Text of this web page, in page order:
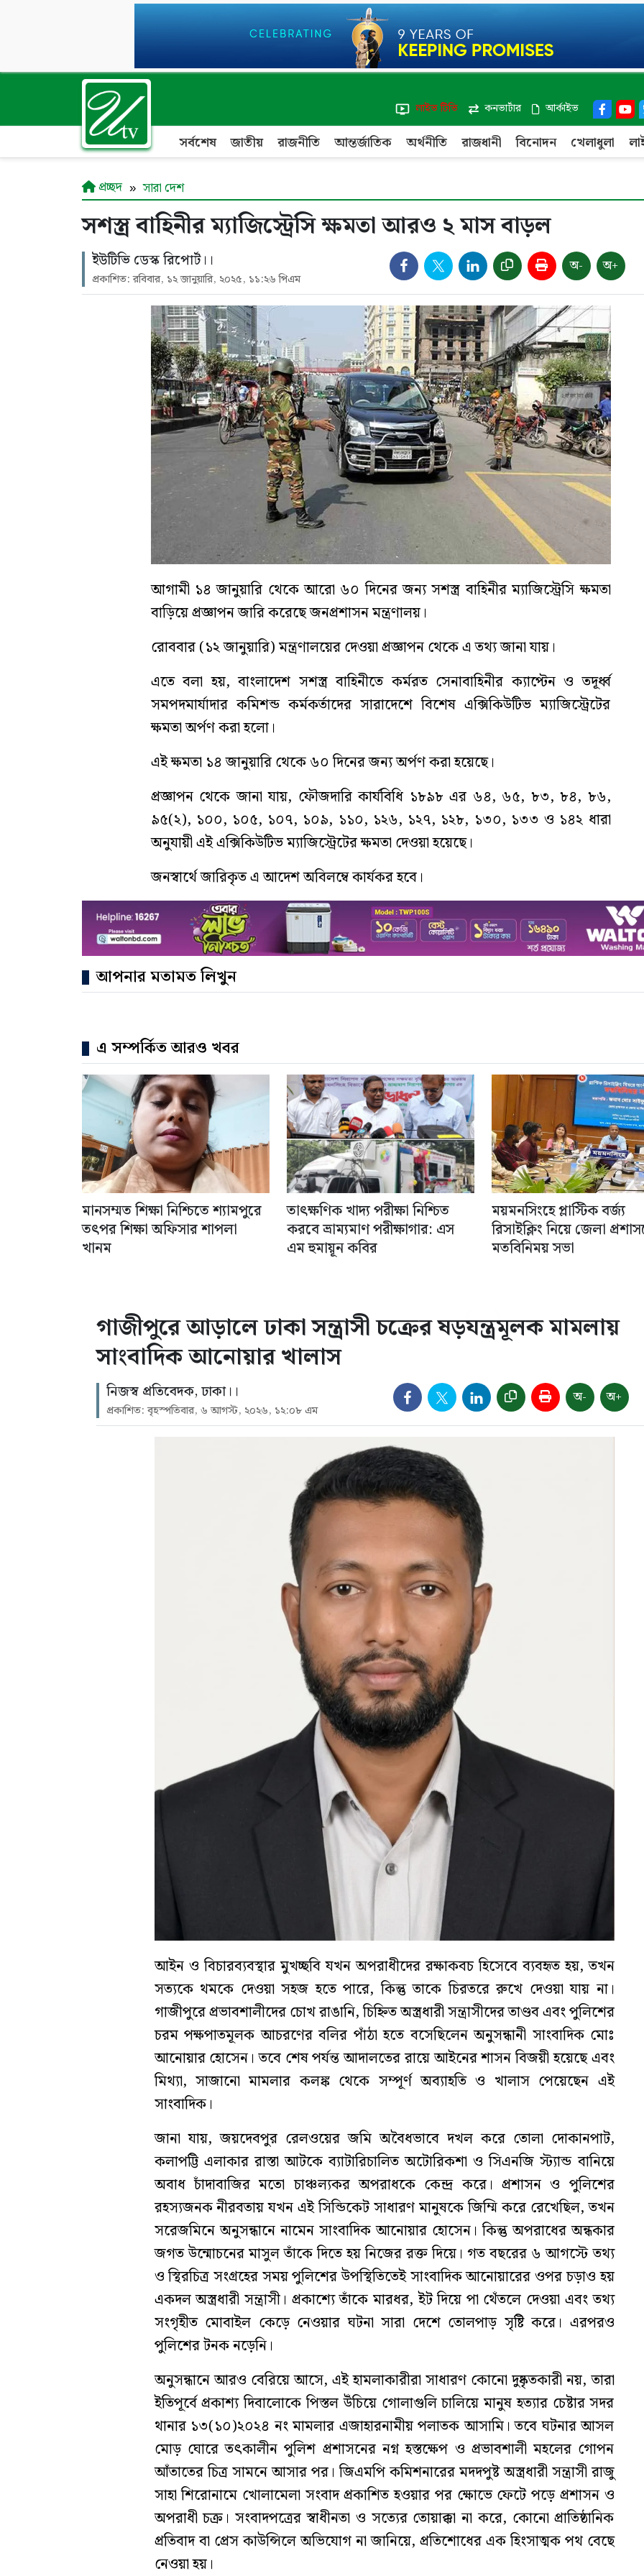
লাইভ টিভি
কনভার্টার আর্কাইভ
সর্বশেষ জাতীয় রাজনীতি আন্তর্জাতিক অর্থনীতি রাজধানী বিনোদন খেলাধুলা
প্রচ্ছদ সারা দেশ
সশস্ত্র বাহিনীর ম্যাজিস্ট্রেসি ক্ষমতা আরও ২ মাস বাড়ল
ইউটিভি ডেস্ক রিপোর্ট।।
প্রকাশিত: রবিবার, ১২ জানুয়ারি, ২০২৫, ১১:২৬ পিএম
অ- অ+
আগামী ১৪ জানুয়ারি থেকে আরো ৬০ দিনের জন্য সশস্ত্র বাহিনীর ম্যাজিস্ট্রেসি ক্ষমতা
বাড়িয়ে প্রজ্ঞাপন জারি করেছে জনপ্রশাসন মন্ত্রণালয়।
রোববার (১২ জানুয়ারি) মন্ত্রণালয়ের দেওয়া প্রজ্ঞাপন থেকে এ তথ্য জানা যায়।
এতে বলা হয়, বাংলাদেশ সশস্ত্র বাহিনীতে কর্মরত সেনাবাহিনীর ক্যাপ্টেন ও তদূর্ধ্ব
সমপদমার্যাদার কমিশন্ড কর্মকর্তাদের সারাদেশে বিশেষ এক্সিকিউটিভ ম্যাজিস্ট্রেটের
ক্ষমতা অর্পণ করা হলো।
এই ক্ষমতা ১৪ জানুয়ারি থেকে ৬০ দিনের জন্য অর্পণ করা হয়েছে।
প্রজ্ঞাপন থেকে জানা যায়, ফৌজদারি কার্যবিধি ১৮৯৮ এর ৬৪, ৬৫, ৮৩, ৮৪, ৮৬,
৯৫(২), ১০০, ১০৫, ১০৭, ১০৯, ১১০, ১২৬, ১২৭, ১২৮, ১৩০, ১৩৩ ও ১৪২ ধারা
অনুযায়ী এই এক্সিকিউটিভ ম্যাজিস্ট্রেটের ক্ষমতা দেওয়া হয়েছে।
জনস্বার্থে জারিকৃত এ আদেশ অবিলম্বে কার্যকর হবে।
আপনার মতামত লিখুন
এ সম্পর্কিত আরও খবর
মানসম্মত শিক্ষা নিশ্চিতে শ্যামপুরে
তৎপর শিক্ষা অফিসার শাপলা
খানম
তাৎক্ষণিক খাদ্য পরীক্ষা নিশ্চিত
করবে ভ্রাম্যমাণ পরীক্ষাগার: এস
এম হুমায়ূন কবির
ময়মনসিংহে প্লাস্টিক বর্জ্য
রিসাইক্লিং নিয়ে জেলা
মতবিনিময় সভা
গাজীপুরে আড়ালে ঢাকা সন্ত্রাসী চক্রের ষড়যন্ত্রমূলক মামলায়
সাংবাদিক আনোয়ার খালাস
নিজস্ব প্রতিবেদক, ঢাকা।।
প্রকাশিত: বৃহস্পতিবার, ৬ আগস্ট, ২০২৬, ১২:০৮ এম
অ- অ+
আইন ও বিচারব্যবস্থার মুখচ্ছবি যখন অপরাধীদের রক্ষাকবচ হিসেবে ব্যবহৃত হয়, তখন
সত্যকে থমকে দেওয়া সহজ হতে পারে, কিন্তু তাকে চিরতরে রুখে দেওয়া যায় না।
গাজীপুরে প্রভাবশালীদের চোখ রাঙানি, চিহ্নিত অস্ত্রধারী সন্ত্রাসীদের তাণ্ডব এবং পুলিশের
চরম পক্ষপাতমূলক আচরণের বলির পাঁঠা হতে বসেছিলেন অনুসন্ধানী সাংবাদিক মোঃ
আনোয়ার হোসেন। তবে শেষ পর্যন্ত আদালতের রায়ে আইনের শাসন বিজয়ী হয়েছে এবং
মিথ্যা, সাজানো মামলার কলঙ্ক থেকে সম্পূর্ণ অব্যাহতি ও খালাস পেয়েছেন এই
সাংবাদিক।
জানা যায়, জয়দেবপুর রেলওয়ের জমি অবৈধভাবে দখল করে তোলা দোকানপাট,
কলাপট্টি এলাকার রাস্তা আটকে ব্যাটারিচালিত অটোরিকশা ও সিএনজি স্ট্যান্ড বানিয়ে
অবাধ চাঁদাবাজির মতো চাঞ্চল্যকর অপরাধকে কেন্দ্র করে। প্রশাসন ও পুলিশের
রহস্যজনক নীরবতায় যখন এই সিন্ডিকেট সাধারণ মানুষকে জিম্মি করে রেখেছিল, তখন
সরেজমিনে অনুসন্ধানে নামেন সাংবাদিক আনোয়ার হোসেন। কিন্তু অপরাধের অন্ধকার
জগত উন্মোচনের মাসুল তাঁকে দিতে হয় নিজের রক্ত দিয়ে। গত বছরের ৬ আগস্টে তথ্য
ও স্থিরচিত্র সংগ্রহের সময় পুলিশের উপস্থিতিতেই সাংবাদিক আনোয়ারের ওপর চড়াও হয়
একদল অস্ত্রধারী সন্ত্রাসী। প্রকাশ্যে তাঁকে মারধর, ইট দিয়ে পা থেঁতলে দেওয়া এবং তথ্য
সংগৃহীত মোবাইল কেড়ে নেওয়ার ঘটনা সারা দেশে তোলপাড় সৃষ্টি করে। এরপরও
পুলিশের টনক নড়েনি।
অনুসন্ধানে আরও বেরিয়ে আসে, এই হামলাকারীরা সাধারণ কোনো দুষ্কৃতকারী নয়, তারা
ইতিপূর্বে প্রকাশ্য দিবালোকে পিস্তল উঁচিয়ে গোলাগুলি চালিয়ে মানুষ হত্যার চেষ্টার সদর
থানার ১৩(১০)২০২৪ নং মামলার এজাহারনামীয় পলাতক আসামি। তবে ঘটনার আসল
মোড় ঘোরে তৎকালীন পুলিশ প্রশাসনের নগ্ন হস্তক্ষেপ ও প্রভাবশালী মহলের গোপন
আঁতাতের চিত্র সামনে আসার পর। জিএমপি কমিশনারের মদদপুষ্ট অস্ত্রধারী সন্ত্রাসী রাজু
সাহা শিরোনামে খোলামেলা সংবাদ প্রকাশিত হওয়ার পর ক্ষোভে ফেটে পড়ে প্রশাসন ও
অপরাধী চক্র। সংবাদপত্রের স্বাধীনতা ও সত্যের তোয়াক্কা না করে, কোনো প্রাতিষ্ঠানিক
প্রতিবাদ বা প্রেস কাউন্সিলে অভিযোগ না জানিয়ে, প্রতিশোধের এক হিংসাত্মক পথ বেছে
নেওয়া হয়।